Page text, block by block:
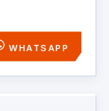
WHATSAPP